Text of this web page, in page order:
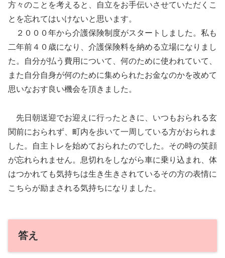
方々のことを考えると、自立をお手伝いさせていただくこ
とを忘れてはいけないと思います。
２０００年から介護保険制度がスタートしました。私も
二年前４０歳になり、介護保険料を納める立場になりまし
た。自分が払う費用について、何のために使われていて、
また自分自身が何のために集められたお金なのかを改めて
思いなおす良い機会を頂きました。
先日朝送迎でお迎えに行ったときに、いつもおられる玄
関前におられず、町内を歩いて一周している方がおられま
した。自主トレを始めておられたのでした。その時の笑顔
が忘れられません。息切れをしながら車に乗り込まれ、体
はつかれても気持ちは生き生きされているその方の表情に
こちらが励まされる気持ちになりました。
答え